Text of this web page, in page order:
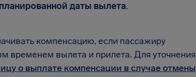
даты вылета.
компенсацию, если пассажиру
временем вылета и прилета. Для уточнения
о выплате компенсации в случае отмены